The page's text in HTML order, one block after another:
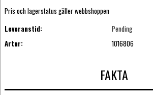
Pris och lagerstatus gäller webbshoppen
Leveranstid:
Pending
Artnr:
1016806
FAKTA